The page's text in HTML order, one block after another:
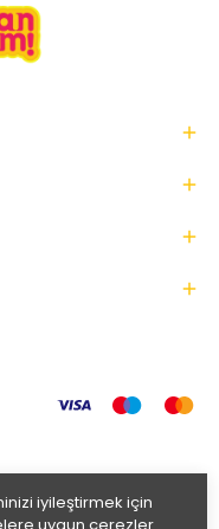
iyileştirmek için